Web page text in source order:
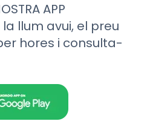
APP
llum avui, el preu
hores i consulta-